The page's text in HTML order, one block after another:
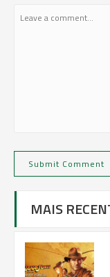
MAIS